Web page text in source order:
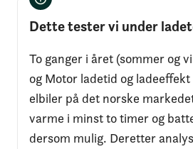
Dette tester vi under
To ganger i året (sommer og
og Motor ladetid og
elbiler på det norske
varme i minst to timer og
dersom mulig. Deretter